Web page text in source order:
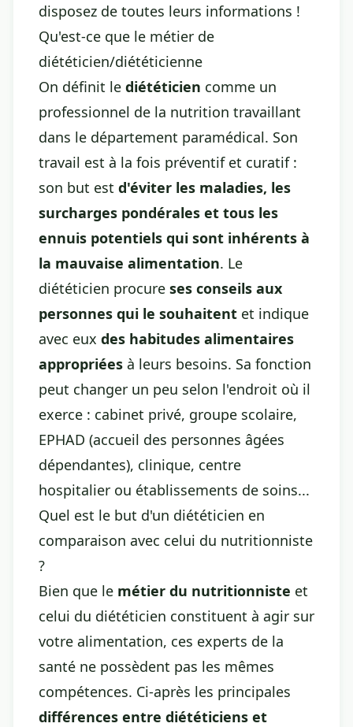
disposez de toutes leurs informations !
Qu'est-ce que le métier de
diététicien/diététicienne
On définit le diététicien comme un
professionnel de la nutrition travaillant
dans le département paramédical. Son
travail est à la fois préventif et curatif :
son but est d'éviter les maladies, les
surcharges pondérales et tous les
ennuis potentiels qui sont inhérents à
la mauvaise alimentation. Le
diététicien procure ses conseils aux
personnes qui le souhaitent et indique
avec eux des habitudes alimentaires
appropriées à leurs besoins. Sa fonction
peut changer un peu selon l'endroit où il
exerce : cabinet privé, groupe scolaire,
EPHAD (accueil des personnes âgées
dépendantes), clinique, centre
hospitalier ou établissements de soins...
Quel est le but d'un diététicien en
comparaison avec celui du nutritionniste
?
Bien que le métier du nutritionniste et
celui du diététicien constituent à agir sur
votre alimentation, ces experts de la
santé ne possèdent pas les mêmes
compétences. Ci-après les principales
différences entre diététiciens et